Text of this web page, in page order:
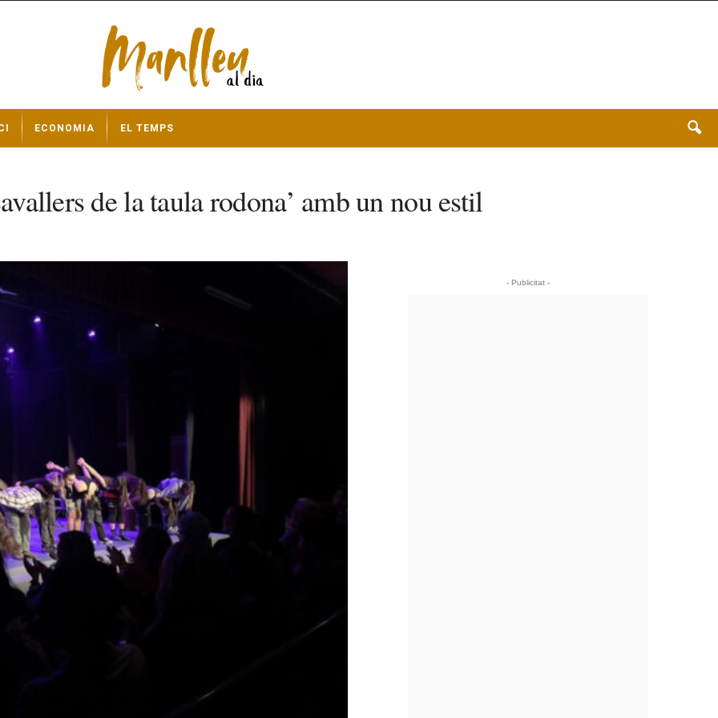
ECONOMIA EL TEMPS
de la taula rodona’ amb un nou estil
- Publicitat -